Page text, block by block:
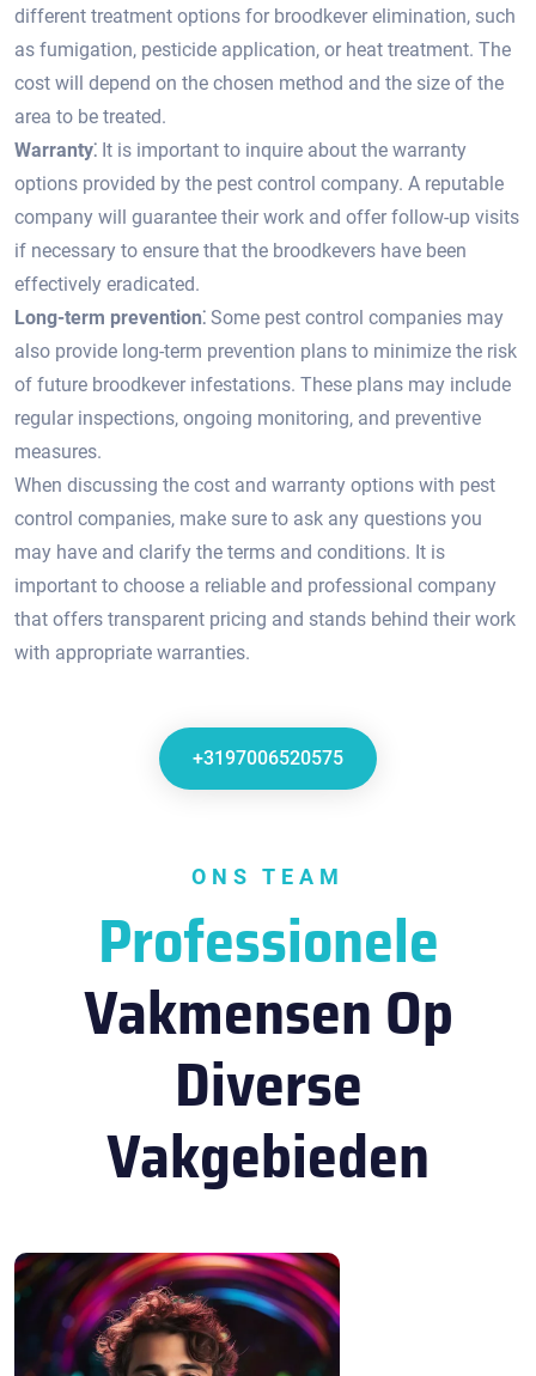
different treatment options for broodkever elimination, such
as fumigation, pesticide application, or heat treatment.​ The
cost will depend on the chosen method and the size of the
area to be treated.​
Warranty⁚ It is important to inquire about the warranty
options provided by the pest control company.​ A reputable
company will guarantee their work and offer follow-up visits
if necessary to ensure that the broodkevers have been
effectively eradicated.​
Long-term prevention⁚ Some pest control companies may
also provide long-term prevention plans to minimize the risk
of future broodkever infestations.​ These plans may include
regular inspections, ongoing monitoring, and preventive
measures.​
When discussing the cost and warranty options with pest
control companies, make sure to ask any questions you
may have and clarify the terms and conditions.​ It is
important to choose a reliable and professional company
that offers transparent pricing and stands behind their work
with appropriate warranties.​
+3197006520575
ONS TEAM
Professionele
Vakmensen Op
Diverse
Vakgebieden